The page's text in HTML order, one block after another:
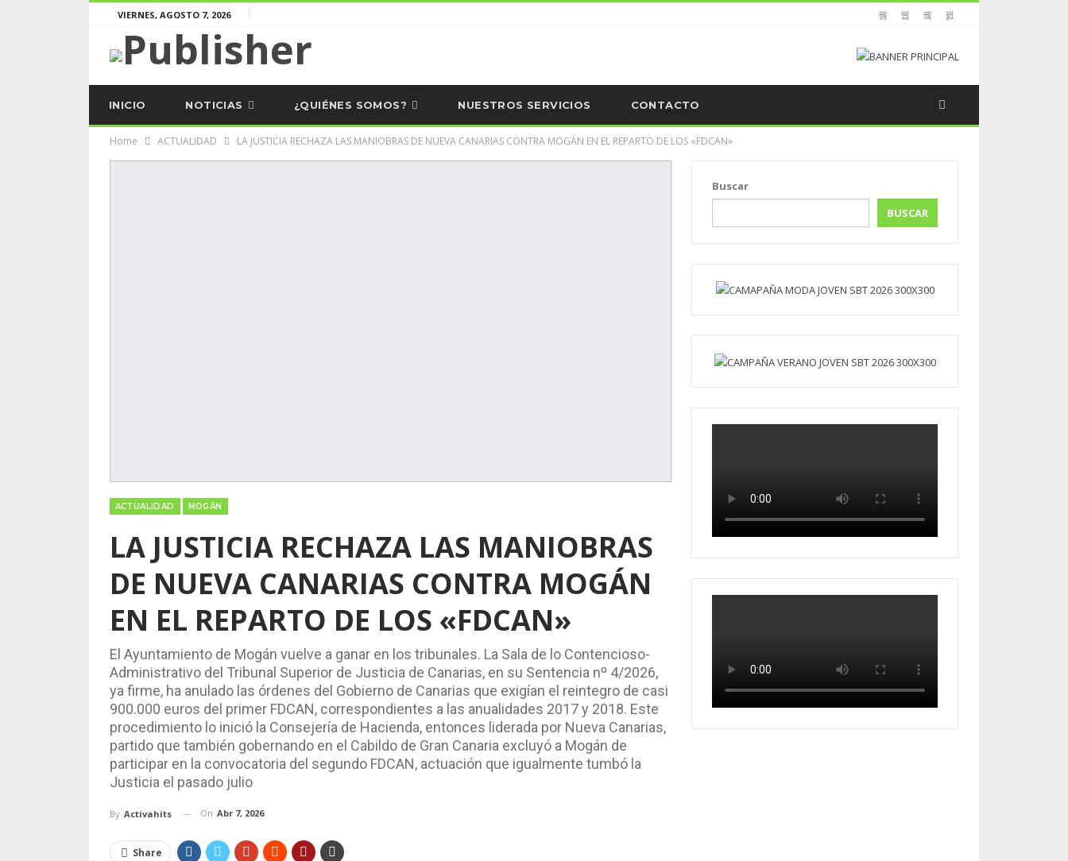
VIERNES, AGOSTO 7, 2026
INICIO NOTICIAS ¿QUIÉNES SOMOS? NUESTROS SERVICIOS CONTACTO
Home ACTUALIDAD LA JUSTICIA RECHAZA LAS MANIOBRAS DE NUEVA CANARIAS CONTRA MOGÁN EN EL REPARTO DE LOS «FDCAN»
ACTUALIDAD MOGÁN
LA JUSTICIA RECHAZA LAS MANIOBRAS
DE NUEVA CANARIAS CONTRA MOGÁN
EN EL REPARTO DE LOS «FDCAN»
El Ayuntamiento de Mogán vuelve a ganar en los tribunales. La Sala de lo Contencioso-
Administrativo del Tribunal Superior de Justicia de Canarias, en su Sentencia nº 4/2026,
ya firme, ha anulado las órdenes del Gobierno de Canarias que exigían el reintegro de casi
900.000 euros del primer FDCAN, correspondientes a las anualidades 2017 y 2018. Este
procedimiento lo inició la Consejería de Hacienda, entonces liderada por Nueva Canarias,
partido que también gobernando en el Cabildo de Gran Canaria excluyó a Mogán de
participar en la convocatoria del segundo FDCAN, actuación que igualmente tumbó la
Justicia el pasado julio
By Activahits On Abr 7, 2026
Share
Buscar
BUSCAR